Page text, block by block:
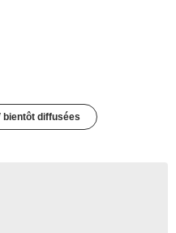
bientôt diffusées